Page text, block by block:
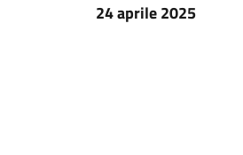
24 aprile 2025